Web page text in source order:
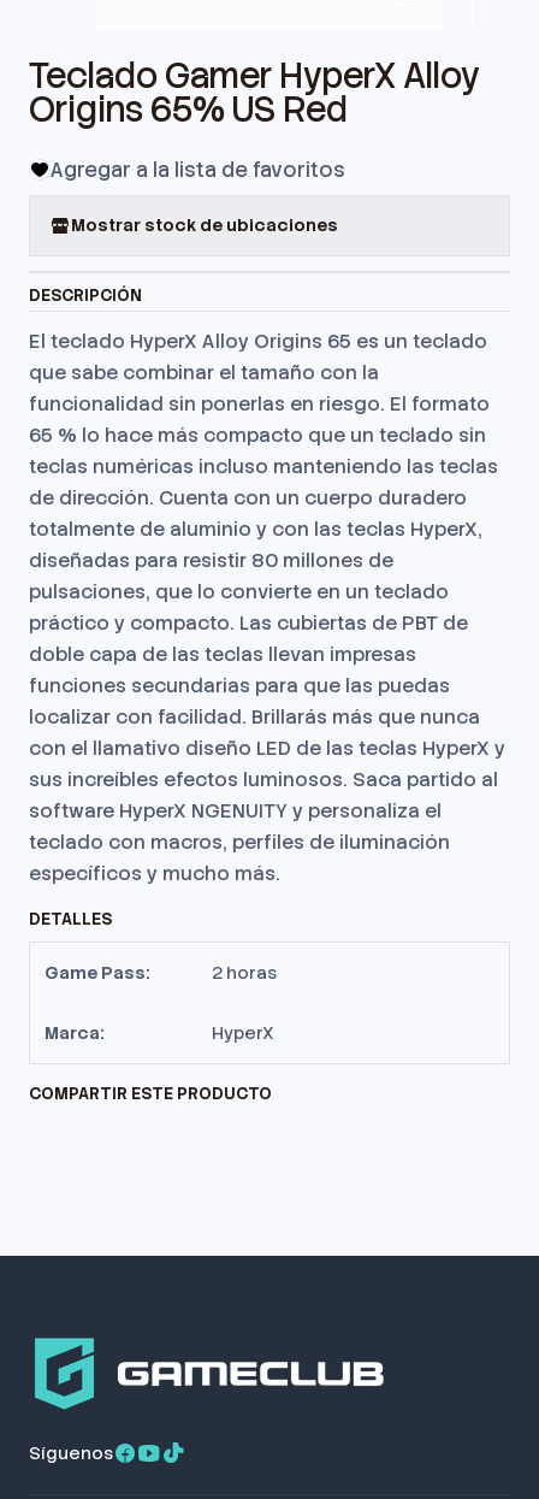
Teclado Gamer HyperX Alloy
Origins 65% US Red
Agregar a la lista de favoritos
Mostrar stock de ubicaciones
DESCRIPCIÓN
El teclado HyperX Alloy Origins 65 es un teclado
que sabe combinar el tamaño con la
funcionalidad sin ponerlas en riesgo. El formato
65 % lo hace más compacto que un teclado sin
teclas numéricas incluso manteniendo las teclas
de dirección. Cuenta con un cuerpo duradero
totalmente de aluminio y con las teclas HyperX,
diseñadas para resistir 80 millones de
pulsaciones, que lo convierte en un teclado
práctico y compacto. Las cubiertas de PBT de
doble capa de las teclas llevan impresas
funciones secundarias para que las puedas
localizar con facilidad. Brillarás más que nunca
con el llamativo diseño LED de las teclas HyperX y
sus increíbles efectos luminosos. Saca partido al
software HyperX NGENUITY y personaliza el
teclado con macros, perfiles de iluminación
específicos y mucho más.
DETALLES
Game Pass: 2 horas
Marca: HyperX
COMPARTIR ESTE PRODUCTO
Síguenos